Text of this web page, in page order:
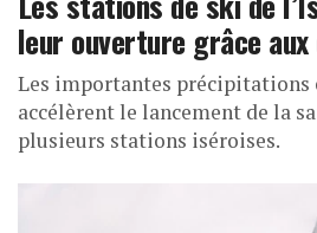
leur ouverture grâce
Les importantes précipitations
accélèrent le lancement de la
plusieurs stations iséroises.